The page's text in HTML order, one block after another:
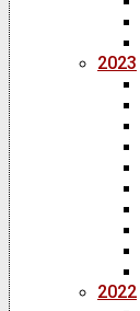
2023
2022